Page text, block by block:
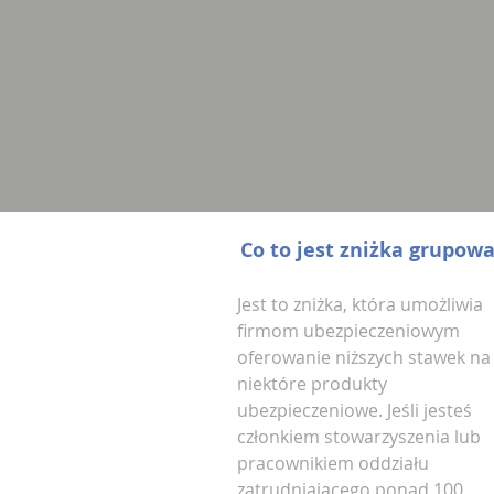
Co to jest zniżka
Jest to zniżka, która umożliwia
firmom ubezpieczeniowym
oferowanie niższych stawek na
niektóre produkty
ubezpieczeniowe. Jeśli jesteś
członkiem stowarzyszenia lub
pracownikiem oddziału